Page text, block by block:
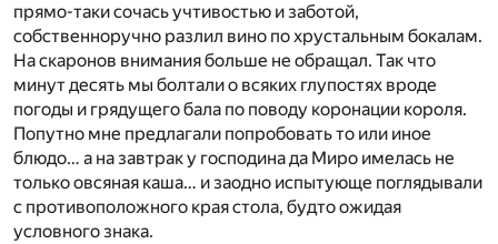
прямо-таки сочась учтивостью и заботой,
собственноручно разлил вино по хрустальным бокалам.
На скаронов внимания больше не обращал. Так что
минут десять мы болтали о всяких глупостях вроде
погоды и грядущего бала по поводу коронации короля.
Попутно мне предлагали попробовать то или иное
блюдо… а на завтрак у господина да Миро имелась не
только овсяная каша… и заодно испытующе поглядывали
с противоположного края стола, будто ожидая
условного знака.